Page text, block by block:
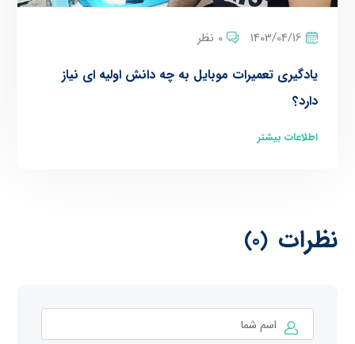
1403/04/16 0 نظر
یادگیری تعمیرات موبایل به چه دانش اولیه ای نیاز
دارد؟
اطلاعات بیشتر
نظرات (0)